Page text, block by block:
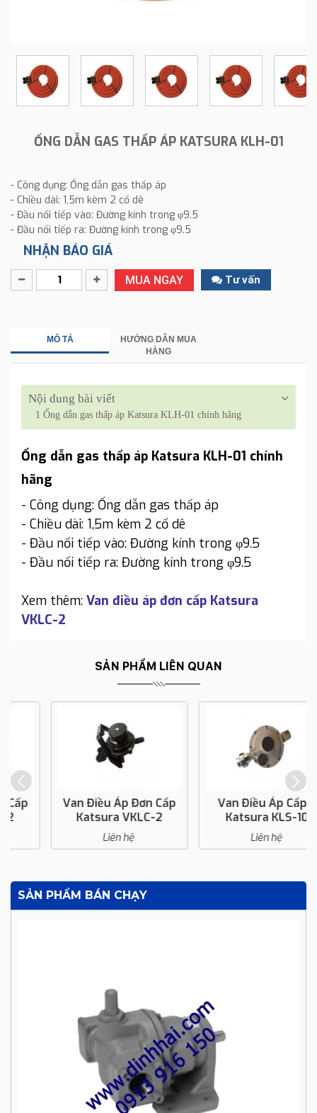
ỐNG DẪN GAS THẤP ÁP KATSURA KLH-01
- Công dụng: Ống dẫn gas thấp áp
- Chiều dài: 1,5m kèm 2 cổ dê
- Đầu nối tiếp vào: Đường kính trong φ9.5
- Đầu nối tiếp ra: Đường kính trong φ9.5
NHẬN BÁO GIÁ
MUA NGAY Tư vấn
MÔ TẢ
HƯỚNG DẪN MUA
HÀNG
Nội dung bài viết
1 Ống dẫn gas thấp áp Katsura KLH-01 chính hãng
Ống dẫn gas thấp áp Katsura KLH-01 chính
hãng
- Công dụng: Ống dẫn gas thấp áp
- Chiều dài: 1,5m kèm 2 cổ dê
- Đầu nối tiếp vào: Đường kính trong φ9.5
- Đầu nối tiếp ra: Đường kính trong φ9.5
Xem thêm: Van điều áp đơn cấp Katsura
VKLC-2
SẢN PHẨM LIÊN QUAN
Van Điều Áp Đơn Cấp
Katsura VKLC-2
Van Điều Áp Cấp 2
Katsura KLS-10
SẢN PHẨM BÁN CHẠY